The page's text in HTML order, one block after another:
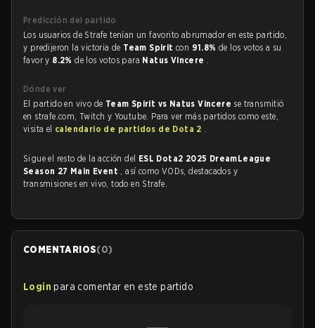
Predicción del partido
Los usuarios de Strafe tenían un favorito abrumador en este partido,
y predijeron la victoria de Team Spiritcon 91.8%de los votos a su
favor y 8.2%de los votos para Natus Vincere .
Dónde ver
El partido en vivo de Team Spirit vs Natus Vincere se transmitió
en strafe.com, Twitch y Youtube. Para ver más partidos como este,
visita el calendario de partidos de Dota 2 .
Sigue el resto de la acción del ESL Dota2 2025 DreamLeague
Season 27 Main Event , así como VODs, destacados y
transmisiones en vivo, todo en Strafe.
COMENTARIOS(0)
Login para comentar en este partido